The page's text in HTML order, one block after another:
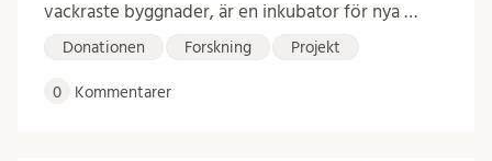
vackraste byggnader, är en inkubator för nya …
Donationen Forskning Projekt
0 Kommentarer